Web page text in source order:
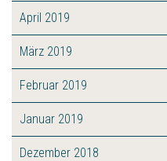
April 2019
März 2019
Februar 2019
Januar 2019
Dezember 2018